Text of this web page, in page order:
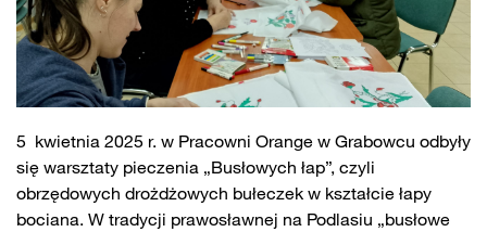
5 kwietnia 2025 r. w Pracowni Orange w Grabowcu odbyły
się warsztaty pieczenia „Busłowych łap”, czyli
obrzędowych drożdżowych bułeczek w kształcie łapy
bociana. W tradycji prawosławnej na Podlasiu „busłowe